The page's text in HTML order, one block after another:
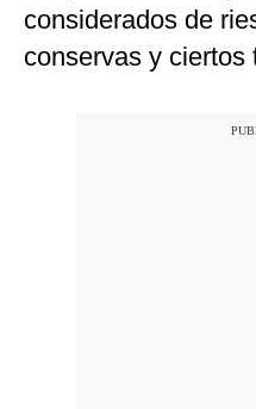
considerados de
conservas y ciertos